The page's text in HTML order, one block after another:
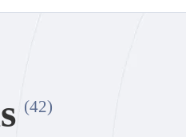
(42)